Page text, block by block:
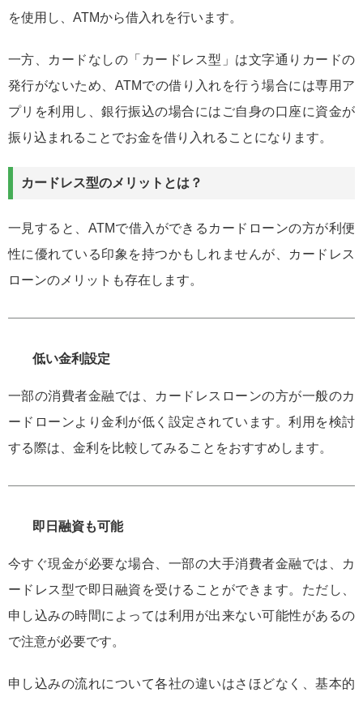
を使用し、ATMから借入れを行います。
一方、カードなしの「カードレス型」は文字通りカードの
発行がないため、ATMでの借り入れを行う場合には専用ア
プリを利用し、銀行振込の場合にはご自身の口座に資金が
振り込まれることでお金を借り入れることになります。
カードレス型のメリットとは？
一見すると、ATMで借入ができるカードローンの方が利便
性に優れている印象を持つかもしれませんが、カードレス
ローンのメリットも存在します。
低い金利設定
一部の消費者金融では、カードレスローンの方が一般のカ
ードローンより金利が低く設定されています。利用を検討
する際は、金利を比較してみることをおすすめします。
即日融資も可能
今すぐ現金が必要な場合、一部の大手消費者金融では、カ
ードレス型で即日融資を受けることができます。ただし、
申し込みの時間によっては利用が出来ない可能性があるの
で注意が必要です。
申し込みの流れについて各社の違いはさほどなく、基本的